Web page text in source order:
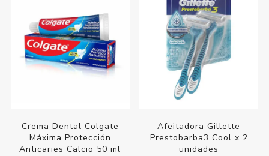
Crema Dental Colgate
Máxima Protección
Anticaries Calcio 50 ml
Afeitadora Gillette
Prestobarba3 Cool x 2
unidades